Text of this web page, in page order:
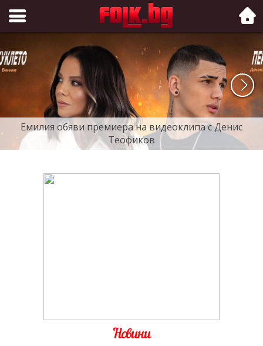
Folk.bg
Емилия обяви премиера на видеоклипа с Денис
Теофиков
Новини